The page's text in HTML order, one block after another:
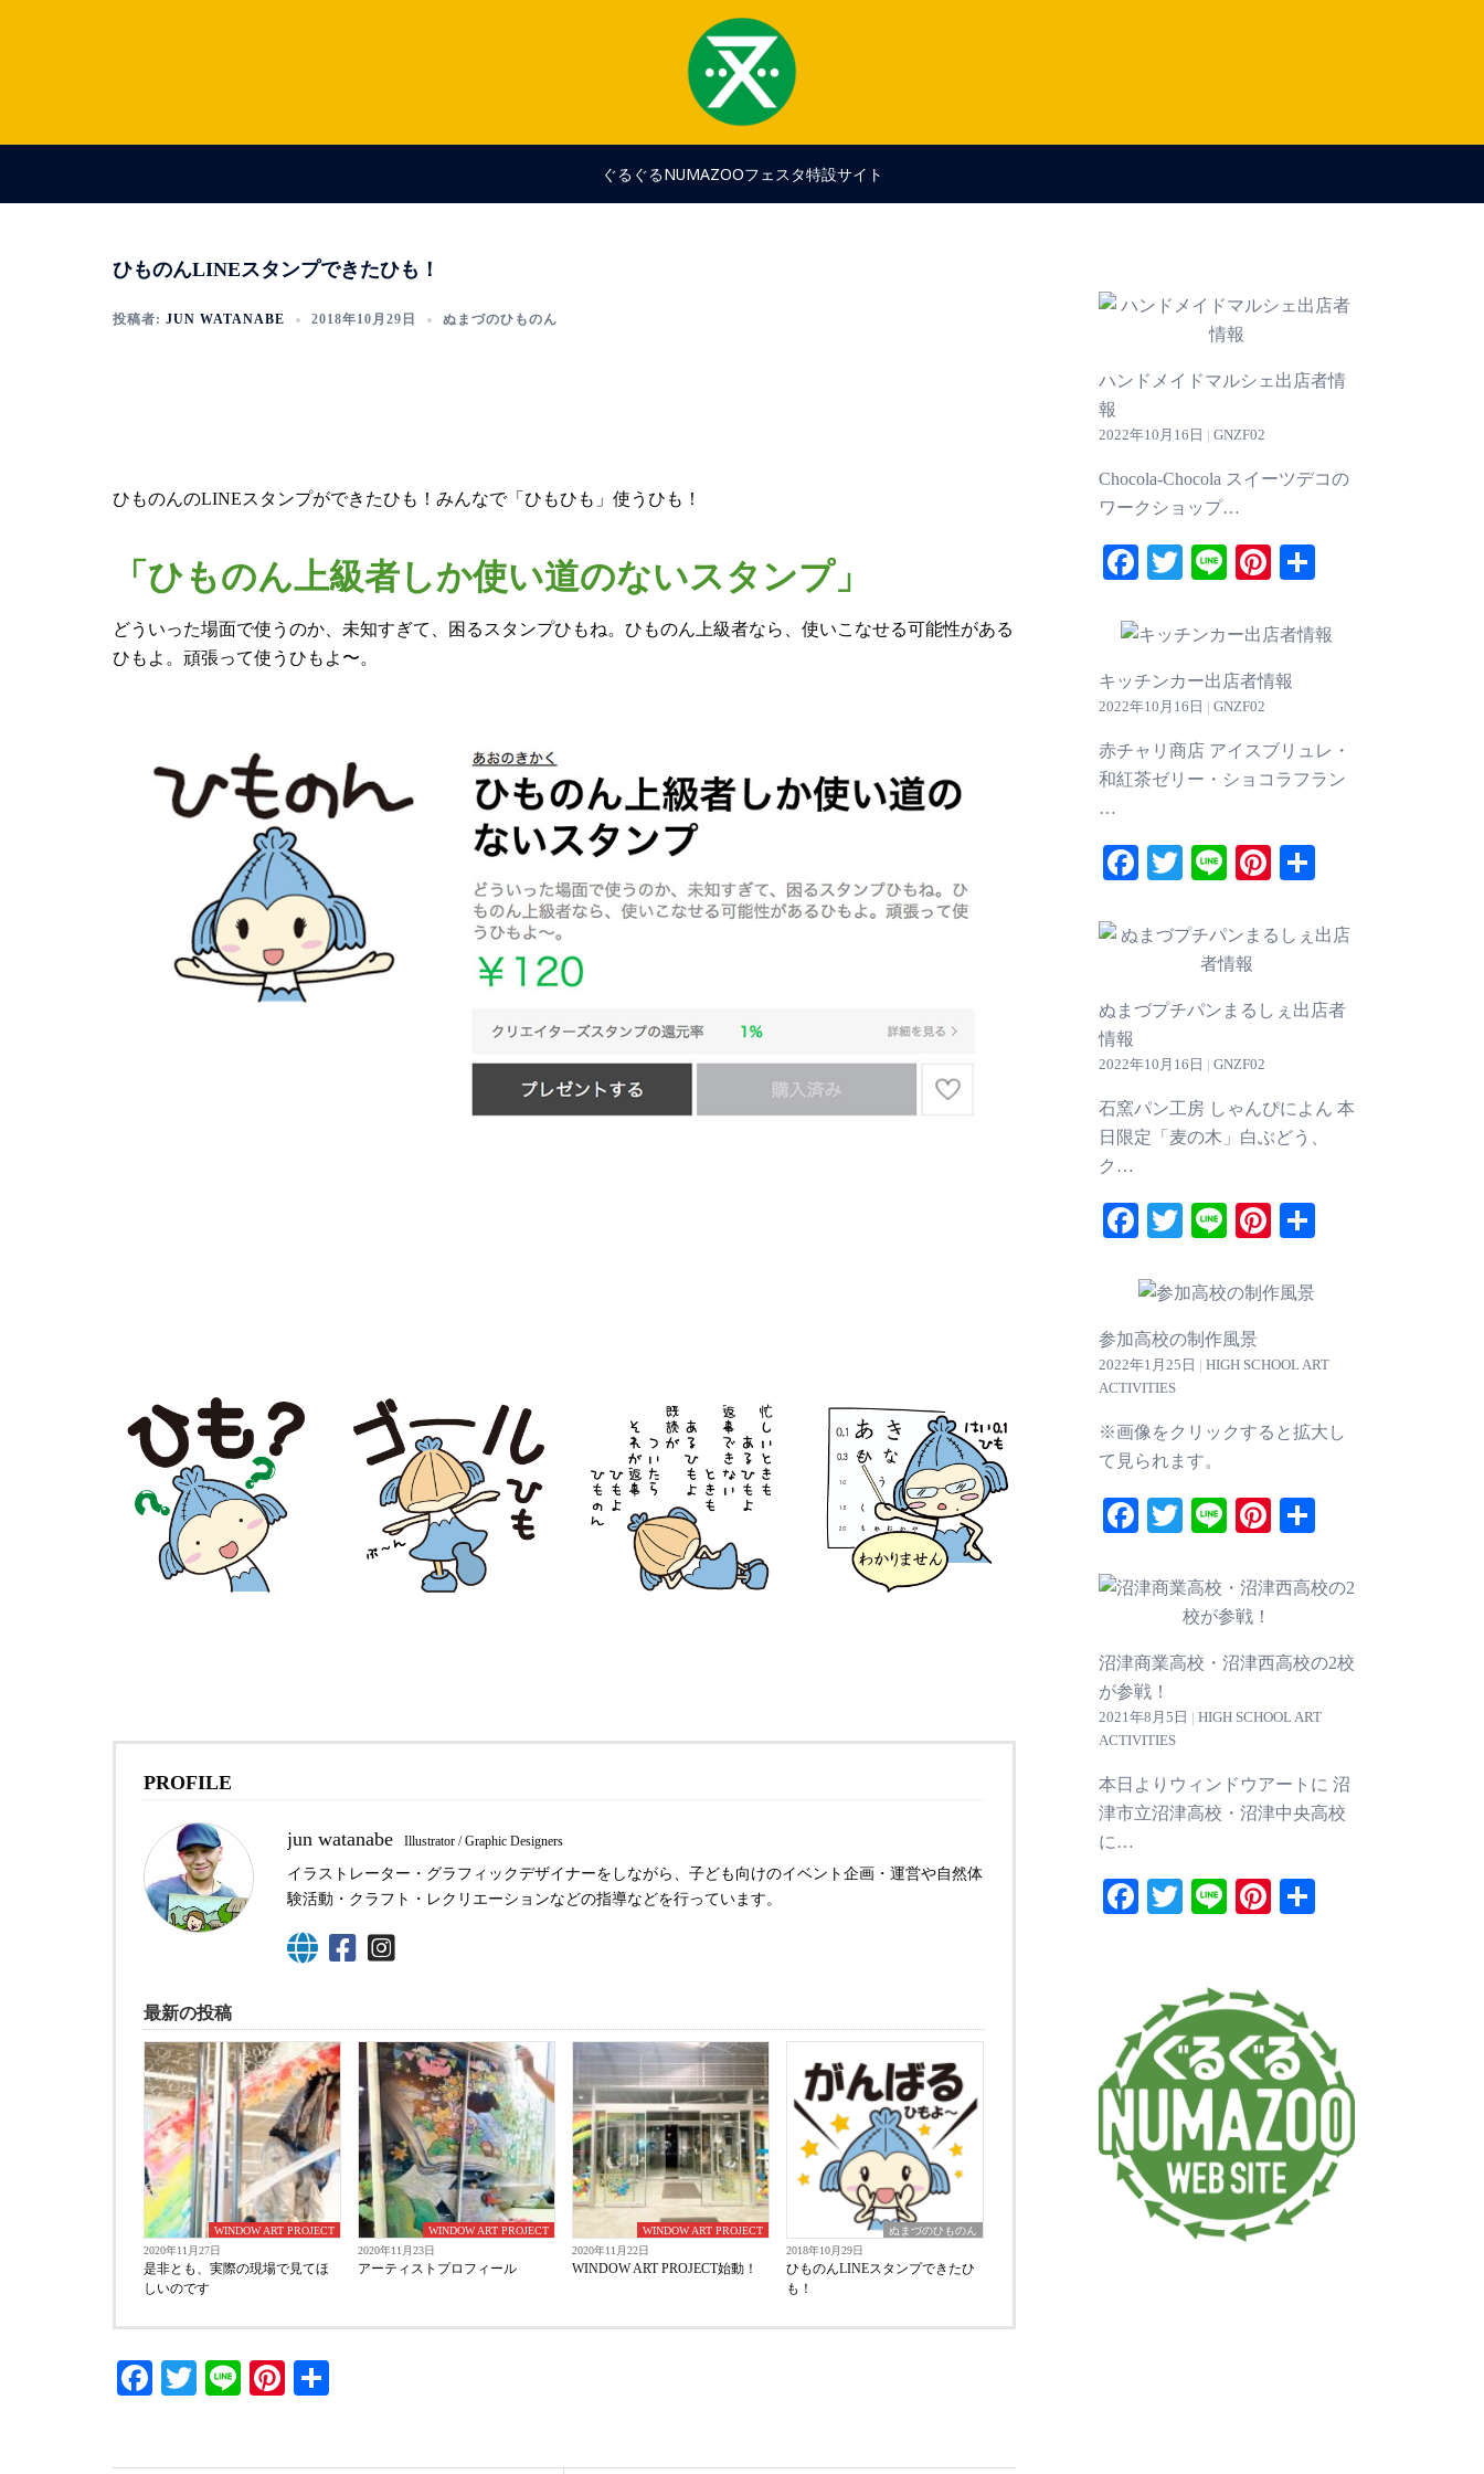
ぐるぐるNUMAZOOフェスタ特設サイト
ひものんLINEスタンプできたひも！
投稿者: JUN WATANABE 2018年10月29日 ぬまづのひものん
ひものんのLINEスタンプができたひも！みんなで「ひもひも」使うひも！
「ひものん上級者しか使い道のないスタンプ」
どういった場面で使うのか、未知すぎて、困るスタンプひもね。ひものん上級者なら、使いこなせる可能性がある
ひもよ。頑張って使うひもよ〜。
PROFILE
jun watanabe Illustrator / Graphic Designers
イラストレーター・グラフィックデザイナーをしながら、子ども向けのイベント企画・運営や自然体
験活動・クラフト・レクリエーションなどの指導などを行っています。
最新の投稿
WINDOW ART PROJECT
2020年11月27日
是非とも、実際の現場で見てほ
しいのです
WINDOW ART PROJECT
2020年11月23日
アーティストプロフィール
WINDOW ART PROJECT
2020年11月22日
WINDOW ART PROJECT始動！
ぬまづのひものん
2018年10月29日
ひものんLINEスタンプできたひ
も！
Facebook
TwitterLinePinterest
ハンドメイドマルシェ出店者情
報
2022年10月16日 GNZF02
Chocola-Chocola スイーツデコの
ワークショップ…
Facebook
TwitterLinePinterest
キッチンカー出店者情報
2022年10月16日 GNZF02
赤チャリ商店 アイスブリュレ・
和紅茶ゼリー・ショコラフラン
…
Facebook
TwitterLinePinterest
ぬまづプチパンまるしぇ出店者
情報
2022年10月16日 GNZF02
石窯パン工房 しゃんぴによん 本
日限定「麦の木」白ぶどう、
ク…
Facebook
TwitterLinePinterest
参加高校の制作風景
2022年1月25日
HIGH SCHOOL ART
ACTIVITIES
※画像をクリックすると拡大し
て見られます。
Facebook
TwitterLinePinterest
沼津商業高校・沼津西高校の2校
が参戦！
2021年8月5日
HIGH SCHOOL ART
ACTIVITIES
本日よりウィンドウアートに 沼
津市立沼津高校・沼津中央高校
に…
Facebook
TwitterLinePinterest